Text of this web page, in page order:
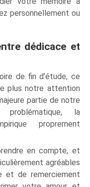
personnellement ou
dédicace et
de fin d’étude, ce
plus notre attention
partie de notre
la
proprement
en compte, et
agréables
et de remerciement